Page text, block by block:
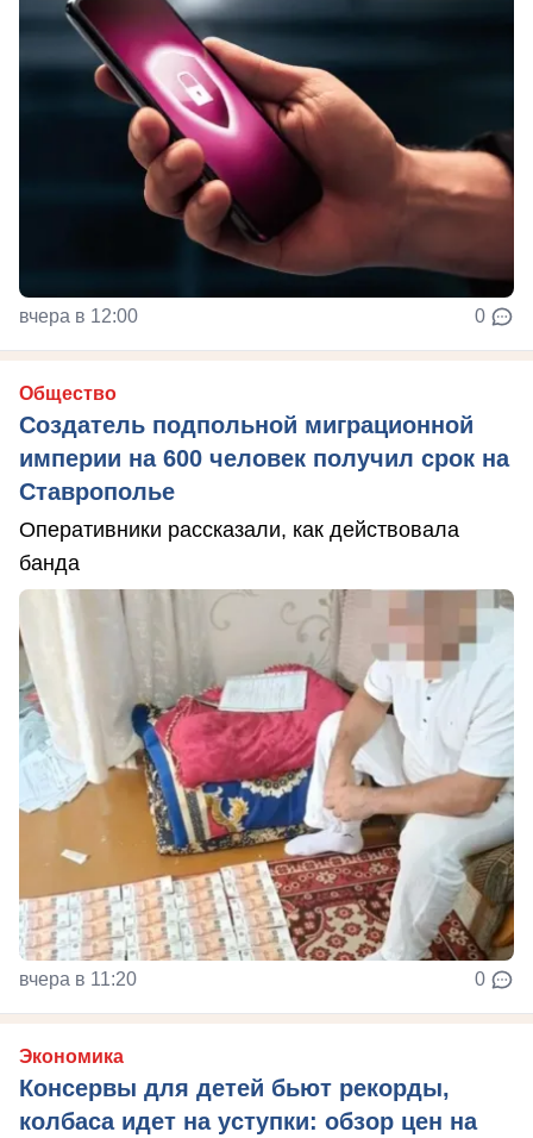
вчера в 12:00 0
Общество
Создатель подпольной миграционной
империи на 600 человек получил срок на
Ставрополье
Оперативники рассказали, как действовала
банда
вчера в 11:20 0
Экономика
Консервы для детей бьют рекорды,
колбаса идет на уступки: обзор цен на